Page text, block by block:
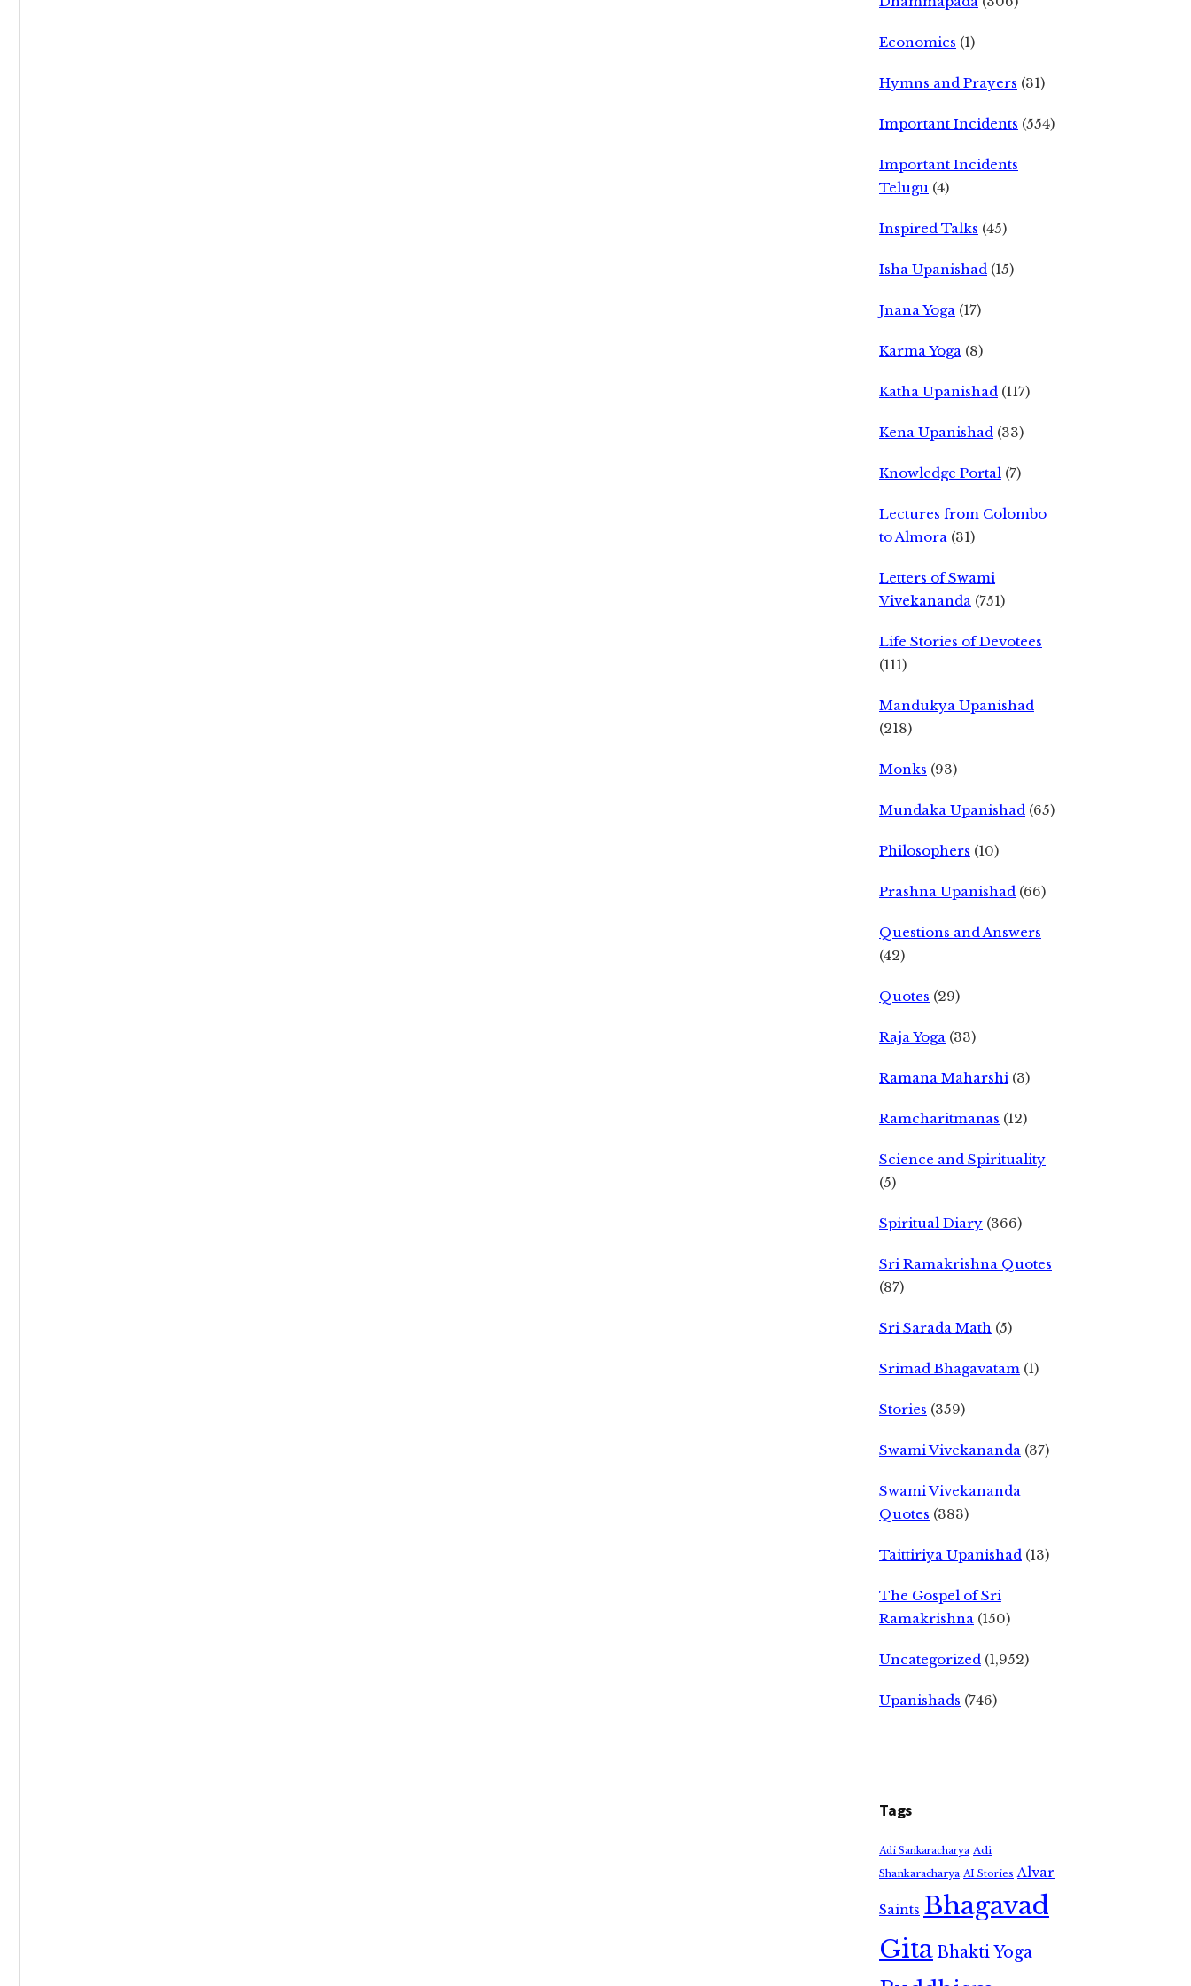
Economics (1)
Hymns and Prayers (31)
Important Incidents (554)
Important Incidents
Telugu (4)
Inspired Talks (45)
Isha Upanishad (15)
Jnana Yoga (17)
Karma Yoga (8)
Katha Upanishad (117)
Kena Upanishad (33)
Knowledge Portal (7)
Lectures from Colombo
to Almora (31)
Letters of Swami
Vivekananda (751)
Life Stories of Devotees
(111)
Mandukya Upanishad
(218)
Monks (93)
Mundaka Upanishad (65)
Philosophers (10)
Prashna Upanishad (66)
Questions and Answers
(42)
Quotes (29)
Raja Yoga (33)
Ramana Maharshi (3)
Ramcharitmanas (12)
Science and Spirituality
(5)
Spiritual Diary (366)
Sri Ramakrishna Quotes
(87)
Sri Sarada Math (5)
Srimad Bhagavatam (1)
Stories (359)
Swami Vivekananda (37)
Swami Vivekananda
Quotes (383)
Taittiriya Upanishad (13)
The Gospel of Sri
Ramakrishna (150)
Uncategorized (1,952)
Upanishads (746)
Tags
Adi Sankaracharya Adi
Shankaracharya AI Stories Alvar
Saints Bhagavad
GitaBhakti Yoga